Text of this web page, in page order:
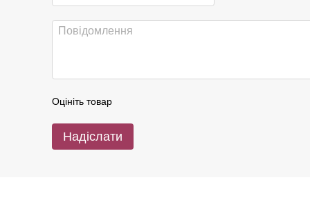
Оцініть товар
Надіслати